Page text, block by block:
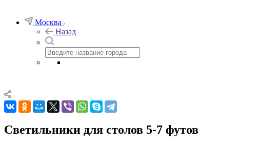
Москва
Назад
Светильники для столов 5-7 футов